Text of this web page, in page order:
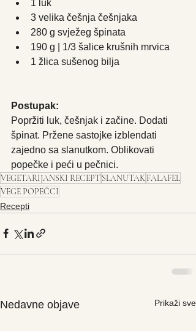
1 luk
3 velika češnja češnjaka
280 g svježeg špinata
190 g | 1/3 šalice krušnih mrvica
1 žlica sušenog bilja
Postupak:
Popržiti luk, češnjak i začine. Dodati
špinat. Pržene sastojke izblendati
zajedno sa slanutkom. Oblikovati
popečke i peći u pečnici.
VEGETARIJANSKI RECEPTSLANUTAKFALAFEL
VEGE POPEČCI
Recepti
Nedavne objave Prikaži sve